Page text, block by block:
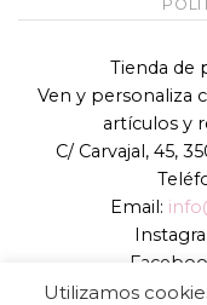
Tienda de
Ven y personaliza
artículos y
C/ Carvajal, 45,
Email:
Utilizamos